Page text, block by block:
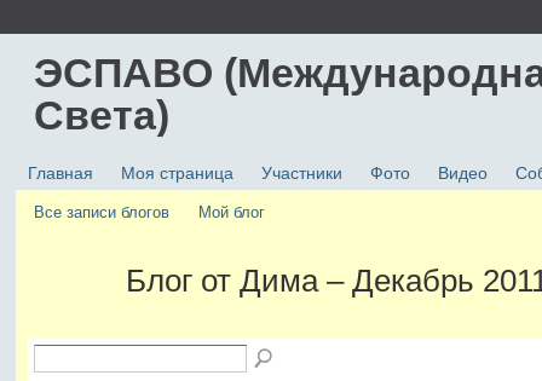
ЭСПАВО
Света)
Главная Моя страница Участники Фото Видео
Все записи блогов Мой блог
Блог от Дима – Декабрь